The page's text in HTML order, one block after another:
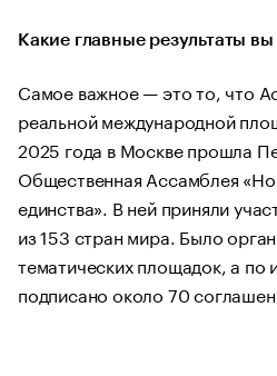
Какие главные результаты
Самое важное — это то, что
реальной международной
2025 года в Москве прошла
Общественная Ассамблея
единства». В ней приняли
из 153 стран мира. Было
тематических площадок, а по
подписано около 70